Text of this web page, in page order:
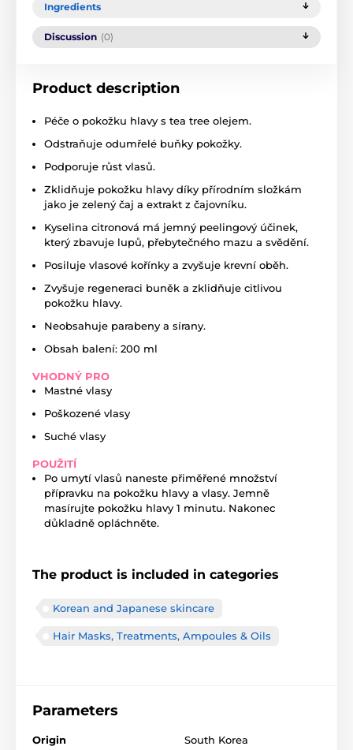
Ingredients
Discussion (0)
Product description
Péče o pokožku hlavy s tea tree olejem.
Odstraňuje odumřelé buňky pokožky.
Podporuje růst vlasů.
Zklidňuje pokožku hlavy díky přírodním složkám
jako je zelený čaj a extrakt z čajovníku.
Kyselina citronová má jemný peelingový účinek,
který zbavuje lupů, přebytečného mazu a svědění.
Posiluje vlasové kořínky a zvyšuje krevní oběh.
Zvyšuje regeneraci buněk a zklidňuje citlivou
pokožku hlavy.
Neobsahuje parabeny a sírany.
Obsah balení: 200 ml
VHODNÝ PRO
Mastné vlasy
Poškozené vlasy
Suché vlasy
POUŽITÍ
Po umytí vlasů naneste přiměřené množství
přípravku na pokožku hlavy a vlasy. Jemně
masírujte pokožku hlavy 1 minutu. Nakonec
důkladně opláchněte.
The product is included in categories
Korean and Japanese skincare
Hair Masks, Treatments, Ampoules & Oils
Parameters
Origin South Korea